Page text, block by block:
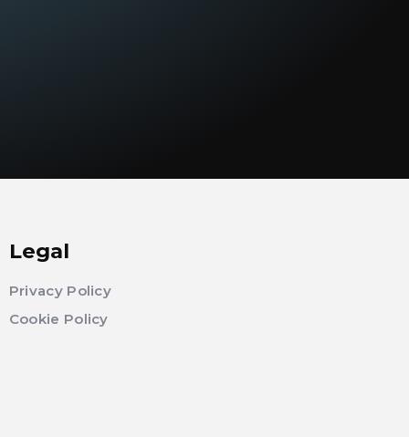
Legal
Privacy Policy
Cookie Policy